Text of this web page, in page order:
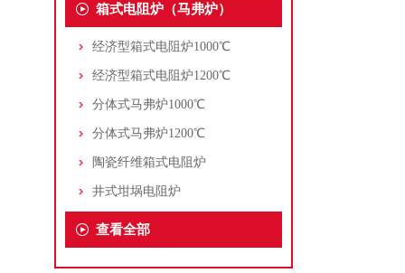
箱式电阻炉（马弗炉）
经济型箱式电阻炉1000℃
经济型箱式电阻炉1200℃
分体式马弗炉1000℃
分体式马弗炉1200℃
陶瓷纤维箱式电阻炉
井式坩埚电阻炉
查看全部